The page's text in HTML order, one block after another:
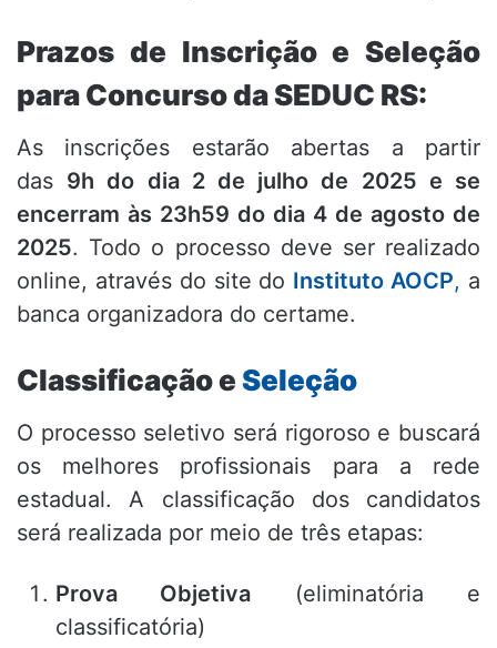
Prazos de Inscrição e Seleção
para Concurso da SEDUC RS:
As inscrições estarão abertas a partir
das 9h do dia 2 de julho de 2025 e se
encerram às 23h59 do dia 4 de agosto de
2025. Todo o processo deve ser realizado
online, através do site do Instituto AOCP, a
banca organizadora do certame.
Classificação eSeleção
O processo seletivo será rigoroso e buscará
os melhores profissionais para a rede
estadual. A classificação dos candidatos
será realizada por meio de três etapas:
Prova Objetiva (eliminatória e
classificatória)